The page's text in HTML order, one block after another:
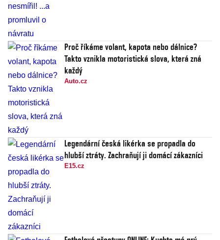
Proč říkáme volant, kapota nebo dálnice?
Takto vznikla motoristická slova, která zná
každý
Auto.cz
Legendární česká likérka se propadla do
hlubší ztráty. Zachraňují ji domácí zákazníci
E15.cz